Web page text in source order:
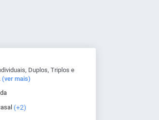
Duplos, Triplos e
(ver mais)
(+2)